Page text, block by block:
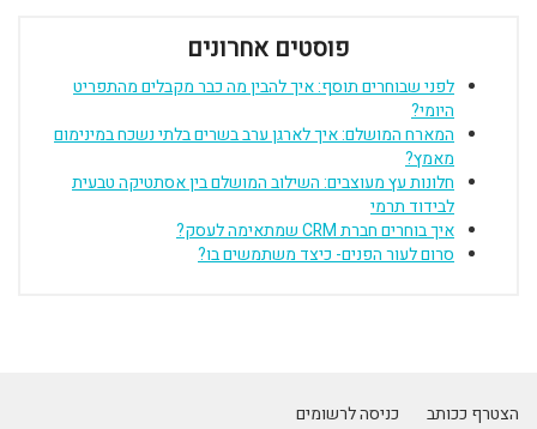
פוסטים אחרונים
לפני שבוחרים תוסף: איך להבין מה כבר מקבלים מהתפריט
היומי?
המארח המושלם: איך לארגן ערב בשרים בלתי נשכח במינימום
מאמץ?
חלונות עץ מעוצבים: השילוב המושלם בין אסתטיקה טבעית
לבידוד תרמי
איך בוחרים חברת CRM שמתאימה לעסק?
סרום לעור הפנים- כיצד משתמשים בו?
הצטרף ככותב
כניסה לרשומים